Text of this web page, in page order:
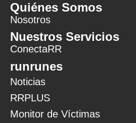
Quiénes Somos
Nosotros
Nuestros Servicios
ConectaRR
runrunes
Noticias
RRPLUS
Monitor de Víctimas